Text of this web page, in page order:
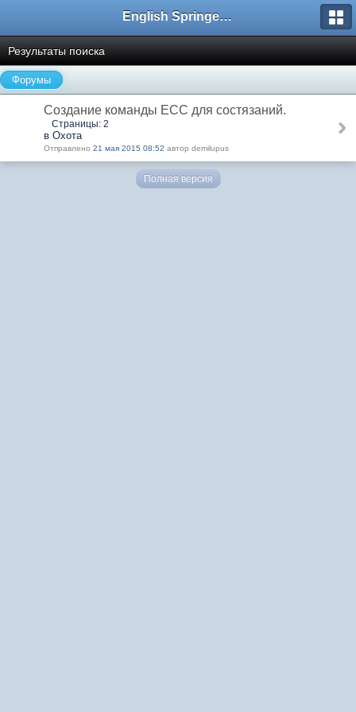
English Springer Spaniel Club
Результаты поиска
Форумы
Создание команды ЕСС для состязаний.
Страницы: 2
в Охота
Отправлено 21 мая 2015 08:52 автор demilupus
Полная версия